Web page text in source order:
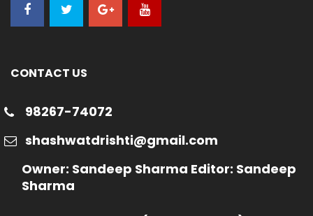
CONTACT US
98267-74072
shashwatdrishti@gmail.com
Owner: Sandeep Sharma Editor: Sandeep
Sharma